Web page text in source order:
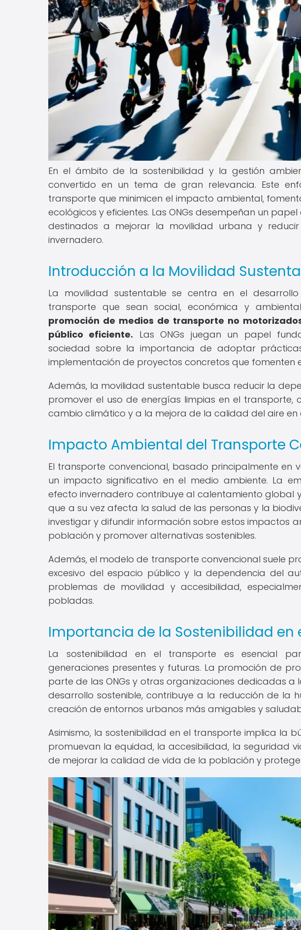
En el ámbito de la sostenibilidad y la gestión
convertido en un tema de gran relevancia. Este
transporte que minimicen el impacto ambiental,
ecológicos y eficientes. Las ONGs desempeñan un
destinados a mejorar la movilidad urbana y
invernadero.
Introducción a la Movilidad
La movilidad sustentable se centra en el
transporte que sean social, económica y
promoción de medios de transporte no
público eficiente. Las ONGs juegan un papel
sociedad sobre la importancia de adoptar
implementación de proyectos concretos que fomenten
Además, la movilidad sustentable busca reducir la
promover el uso de energías limpias en el
cambio climático y a la mejora de la calidad del aire en
Impacto Ambiental del Transporte
El transporte convencional, basado principalmente en
un impacto significativo en el medio ambiente. La
efecto invernadero contribuye al calentamiento global
que a su vez afecta la salud de las personas y la
investigar y difundir información sobre estos impactos
población y promover alternativas sostenibles.
Además, el modelo de transporte convencional suele
excesivo del espacio público y la dependencia del
problemas de movilidad y accesibilidad,
pobladas.
Importancia de la Sostenibilidad en
La sostenibilidad en el transporte es esencial
generaciones presentes y futuras. La promoción de
parte de las ONGs y otras organizaciones dedicadas
desarrollo sostenible, contribuye a la reducción de la
creación de entornos urbanos más amigables y
Asimismo, la sostenibilidad en el transporte implica la
promuevan la equidad, la accesibilidad, la seguridad
de mejorar la calidad de vida de la población y